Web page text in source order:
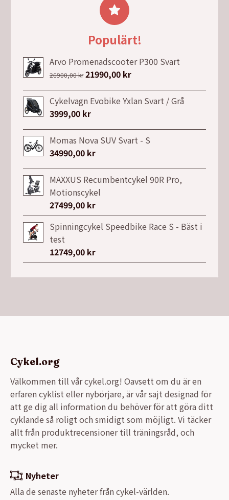
7990,00 kr.
är:
3990,00 kr.
Populärt!
Arvo Promenadscooter P300 Svart
26900,00kr Det
priset
var:
21990,00 krDet
priset
Cykelvagn Evobike Yxlan Svart / Grå
3999,00 kr
Momas Nova SUV Svart - S
34990,00 kr
MAXXUS Recumbentcykel 90R Pro,
Motionscykel
27499,00 kr
Spinningcykel Speedbike Race S - Bäst i
test
12749,00 kr
Cykel.org
Välkommen till vår cykel.org! Oavsett om du är en
erfaren cyklist eller nybörjare, är vår sajt designad för
att ge dig all information du behöver för att göra ditt
cyklande så roligt och smidigt som möjligt. Vi täcker
allt från produktrecensioner till träningsråd, och
mycket mer.
Nyheter
Alla de senaste nyheter från cykel-världen.